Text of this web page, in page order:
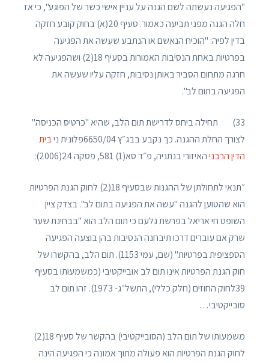
"הפגיעה נעשתה לשם הגנה על עניין אישי כשר של הפוגע", כי אז
חלה הגנה מפני תביעה כאמור. סעיף 20(א) בחוק קובע חזקה
בדין לפיה: "הוכיח הנאשם או הנתבע שעשה את הפגיעה
בפרטיות באחת הנסיבות האמורות בסעיף 18(2) ושהפגיעה לא
חרגה מתחום הסביר באותן נסיבות, חזקה עליו שעשה את
הפגיעה בתום לב".
33) תחילה ביחס לדרישת תום הלב, שהיא "כרטיס הכניסה"
לצורך החלת ההגנה. כך נקבע בבג״ץ 6650/04פלונית ני
בית
הדין הרבניהאיזורי בנתניה, פ״ד סא(1) 581, פסקה 24(2006):
״תנאי לתחולתן של ההגנות שבסעיף 18(2) לחוק הגנת הפרטיות
הוא שהטוען להגנה "עשה את הפגיעה בתום לב". בצדק ציין
השופט חי אריאל בפרשת גלעם כי תום הלב הוא "בבחינת שער
שרק אם עוברים דרכו תיבחנה הנסיבות בהן בוצעה הפגיעה
הספציפית בפרטיות" (שם, עמי 1153). תום הלב, בהקשרו של
חוק הגנת הפרטיות אינו תום לב אובייקטיבי (כמשמעותו בסעיף
39לחוק החוזים (חלק כללי), התשל״ג- 1973). זהו תום לב
סובייקטיבי…
משמעותו של תום הלב (הסובייקטיבי) בהקשר של סעיף 18(2)
לחוק הגנת הפרטיות הוא פעולה מתוך אמונה כי הפגיעה הינה